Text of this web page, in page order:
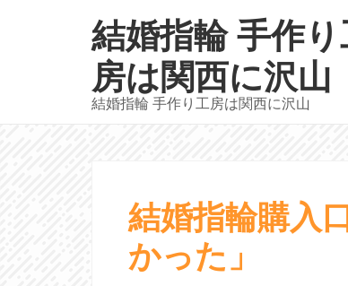
ビ
ゲ
ー
シ
ン
テ
ン
ツ
結婚指輪 手作
房は関西に沢山
結婚指輪 手作り工房は関西に沢山
結婚指輪購入
かった」